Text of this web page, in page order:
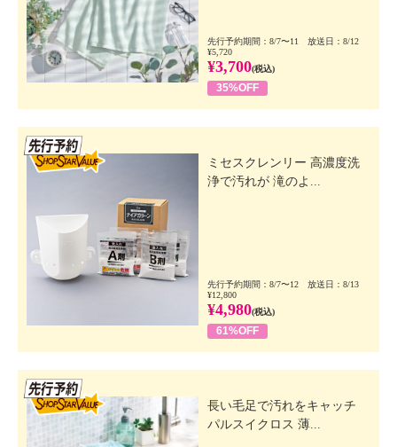
先行予約期間：8/7〜11 放送日：8/12
¥5,720
¥3,700(税込)
35%OFF
ミセスクレンリー 高濃度洗
浄で汚れが 滝のよ...
先行予約期間：8/7〜12 放送日：8/13
¥12,800
¥4,980(税込)
61%OFF
長い毛足で汚れをキャッチ
パルスイクロス 薄...